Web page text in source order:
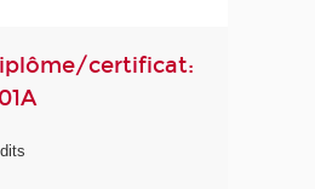
certificat: